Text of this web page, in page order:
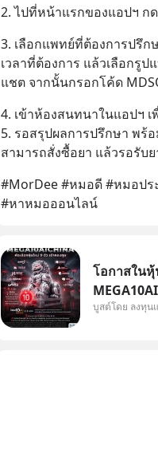
2. ไปที่หน้าแรกของแอปฯ ก
3. เลือกแพทย์ที่ต้องการปรึ
เวลาที่ต้องการ แล้วเลือกรู
แชต จากนั้นกรอกโค้ด
4. เข้าห้องสนทนาในแอปฯ
5. รอสรุปผลการปรึกษา พร้
สามารถสั่งซื้อยา แล้วรอรับ
#MorDee #หมอดี #หมอป
#หาหมอออนไลน์
โอกาสใน
กองทุน.. ค
บูสต์โดย ลงทุน